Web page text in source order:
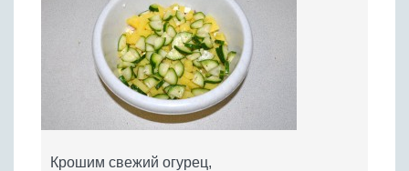
Крошим свежий огурец,